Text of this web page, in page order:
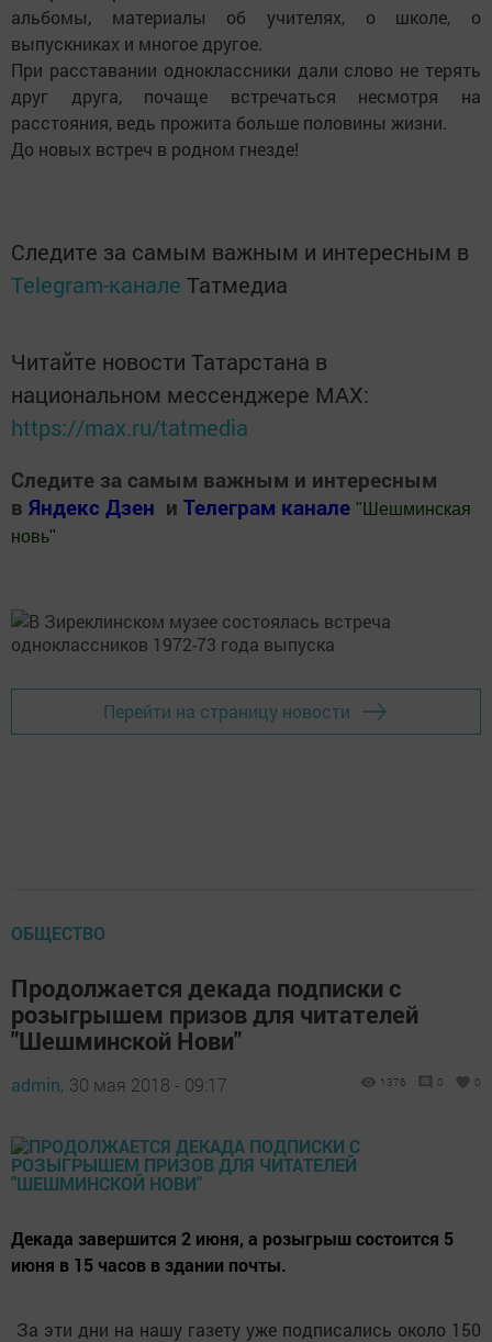
альбомы, материалы об учителях, о школе, о
выпускниках и многое другое.
При расставании одноклассники дали слово не терять
друг друга, почаще встречаться несмотря на
расстояния, ведь прожита больше половины жизни.
До новых встреч в родном гнезде!
Следите за самым важным и интересным в
Telegram-канале Татмедиа
Читайте новости Татарстана в
национальном мессенджере MАХ:
https://max.ru/tatmedia
Следите за самым важным и интересным
в Яндекс Дзен и Телеграм канале " Шешминская
новь"
Перейти на страницу новости
ОБЩЕСТВО
Продолжается декада подписки с
розыгрышем призов для читателей
"Шешминской Нови"
admin, 30 мая 2018 - 09:17 1376 0 0
Декада завершится 2 июня, а розыгрыш состоится 5
июня в 15 часов в здании почты.
За эти дни на нашу газету уже подписались около 150